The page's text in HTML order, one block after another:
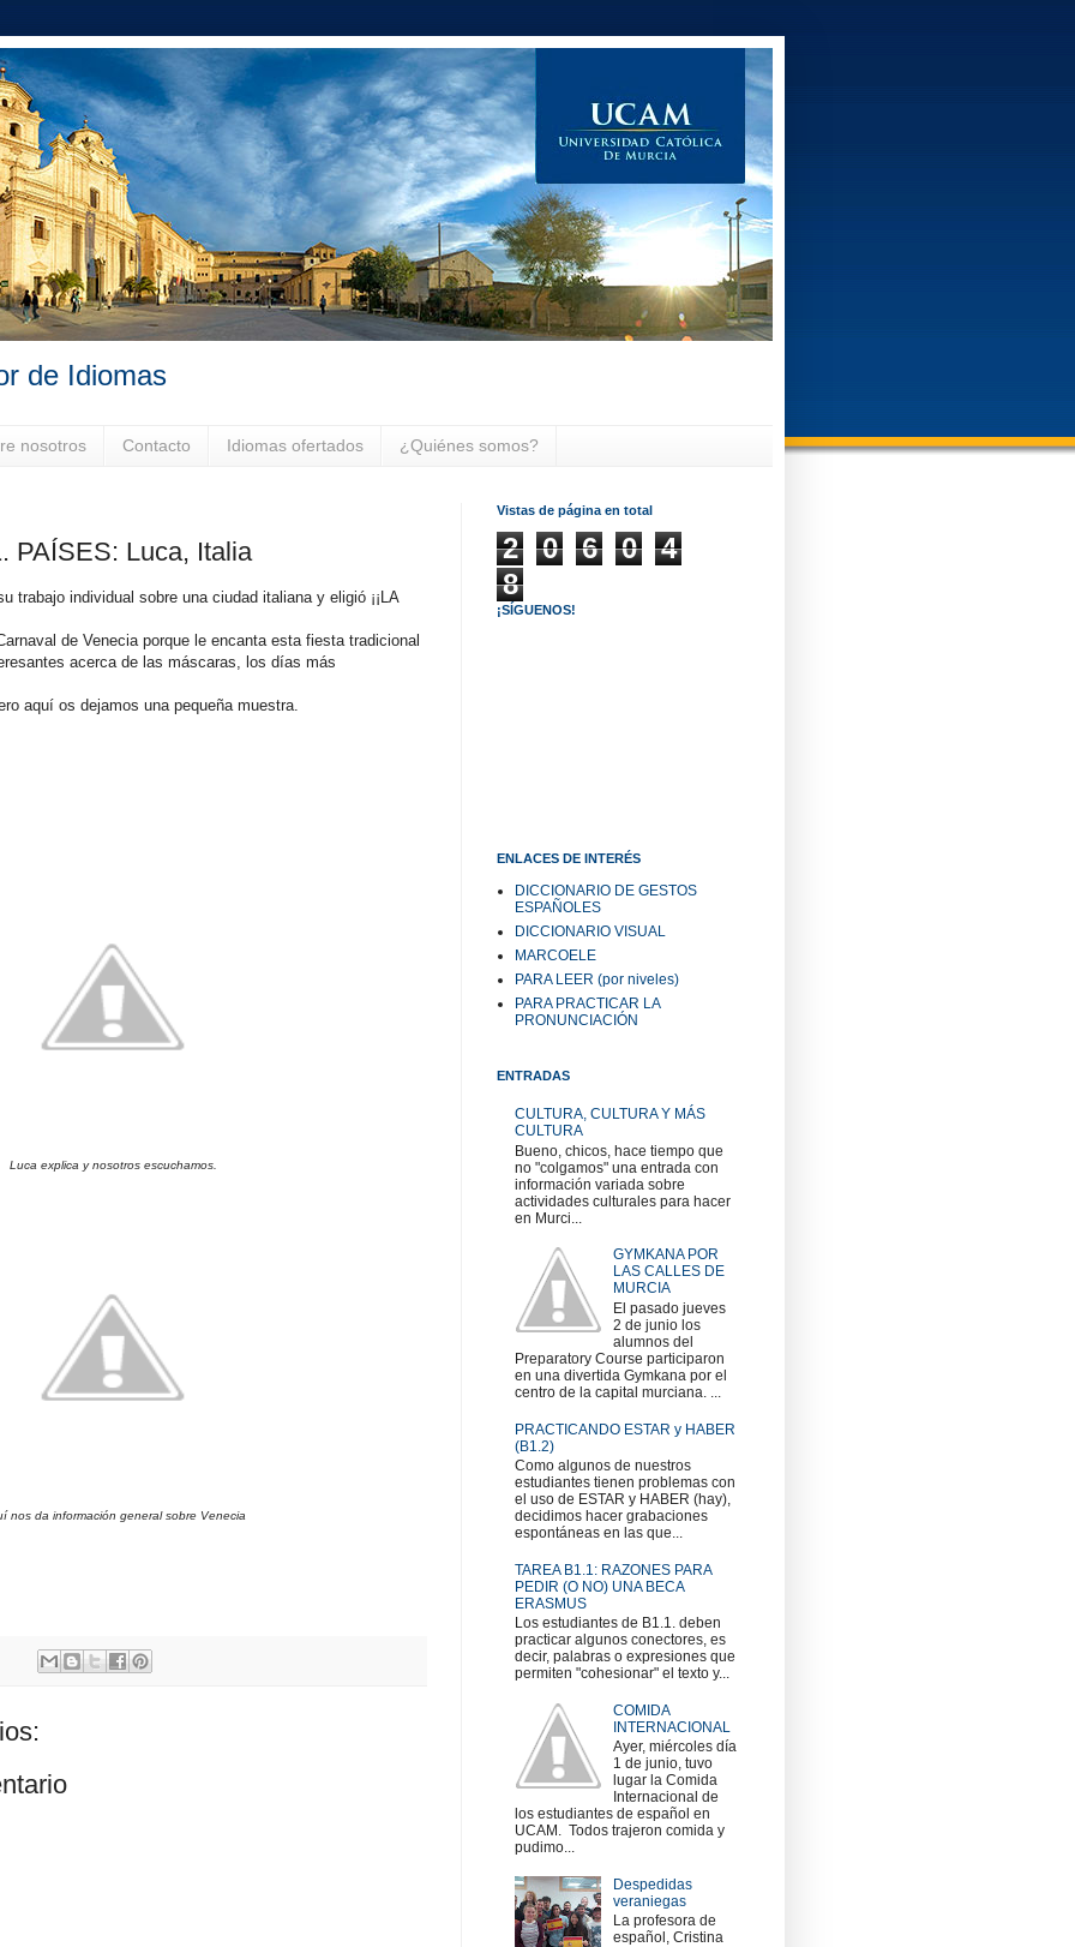
de Idiomas
nosotros Contacto Idiomas ofertados ¿Quiénes somos?
PAÍSES: Luca, Italia
trabajo individual sobre una ciudad italiana y eligió ¡¡LA
de Venecia porque le encanta esta fiesta tradicional
acerca de las máscaras, los días más
aquí os dejamos una pequeña muestra.
Luca explica y nosotros escuchamos.
nos da información general sobre Venecia
Vistas de página en total
2 0 6 0
4
8
¡SÍGUENOS!
ENLACES DE INTERÉS
DICCIONARIO DE GESTOS
ESPAÑOLES
DICCIONARIO VISUAL
MARCOELE
PARA LEER (por niveles)
PARA PRACTICAR LA
PRONUNCIACIÓN
ENTRADAS
CULTURA, CULTURA Y MÁS
CULTURA
Bueno, chicos, hace tiempo que
no "colgamos" una entrada con
información variada sobre
actividades culturales para hacer
en Murci...
GYMKANA POR
LAS CALLES DE
MURCIA
El pasado jueves
2 de junio los
alumnos del
Preparatory Course participaron
en una divertida Gymkana por el
centro de la capital murciana. ...
PRACTICANDO ESTAR y HABER
(B1.2)
Como algunos de nuestros
estudiantes tienen problemas con
el uso de ESTAR y HABER (hay),
decidimos hacer grabaciones
espontáneas en las que...
TAREA B1.1: RAZONES PARA
PEDIR (O NO) UNA BECA
ERASMUS
Los estudiantes de B1.1. deben
practicar algunos conectores, es
decir, palabras o expresiones que
permiten "cohesionar" el texto y...
COMIDA
INTERNACIONAL
Ayer, miércoles día
1 de junio, tuvo
lugar la Comida
Internacional de
los estudiantes de español en
UCAM. Todos trajeron comida y
pudimo...
Despedidas
veraniegas
La profesora de
español, Cristina